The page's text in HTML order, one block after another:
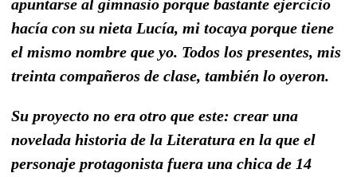
apuntarse al gimnasio porque bastante ejercicio
hacía con su nieta Lucía, mi tocaya porque tiene
el mismo nombre que yo. Todos los presentes, mis
treinta compañeros de clase, también lo oyeron.
Su proyecto no era otro que este: crear una
novelada historia de la Literatura en la que el
personaje protagonista fuera una chica de 14